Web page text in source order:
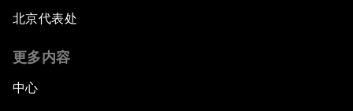
The Global Implications of China's Financial
Northern Lights: A Nordic Perspective on
北京代表处
更多内容
中心